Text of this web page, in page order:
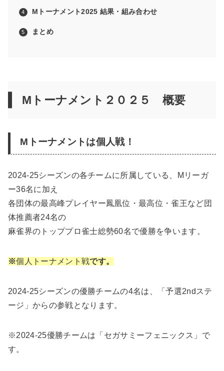
Mトーナメント2025 結果・組み合わせ
まとめ
Mトーナメント２０２５ 概要
Mトーナメントは個人戦！
2024-25シーズンの各チームに所属している、Mリーガ
ー36名に加え
各団体の最高峰プレイヤー鳳凰位・最高位・雀王など団
体推薦者24名の
麻雀界のトッププロ雀士総勢60名で優勝を争います。
※個人トーナメント戦です。
2024-25シーズンの優勝チームの4名は、「予選2ndステ
ージ」からの参戦となります。
※2024-25優勝チームは「セガサミーフェニックス」で
す。